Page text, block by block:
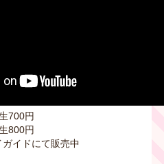
700円
800円
イドにて販売中